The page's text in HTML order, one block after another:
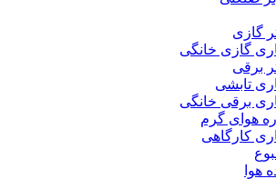
گازی
گازی خانگی
برقی
تابشی
برقی خانگی
هوای گرم
کارگاهی
هوا